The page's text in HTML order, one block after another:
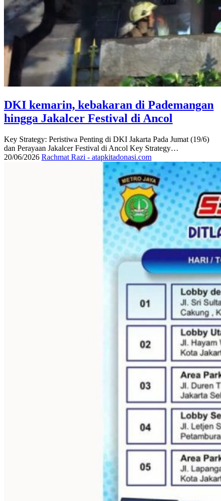
DKI kemarin, kebakaran di Pademangan
hingga Jakalcer Festival di Ancol
Key Strategy: Peristiwa Penting di DKI Jakarta Pada Jumat (19/6)
dan Perayaan Jakalcer Festival di Ancol Key Strategy…
20/06/2026 Rachmat Razi - atapkitadonasi.com